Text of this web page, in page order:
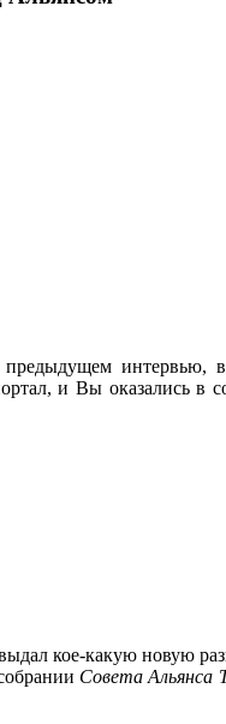
интервью, в
и Вы оказались в
кое-какую новую
Совета Альянса